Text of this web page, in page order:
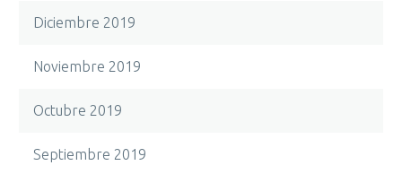
Diciembre 2019
Noviembre 2019
Octubre 2019
Septiembre 2019